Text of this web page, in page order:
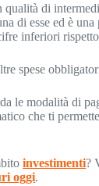
qualità di
di esse ed è
inferiori
spese
le modalità di
che ti
investimenti?
oggi.